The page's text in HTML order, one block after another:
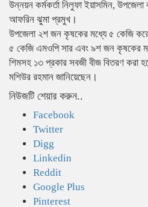
উন্নয়ন কর্মকর্তা নিলুফা ইয়াসমিন,
আফরিন ঝুমা প্রমুখ।
উপজেলা ২শ জন কৃষকের মধ্যে ৫ কেজি
৫ কেজি এমওপি সার এবং ৯শ জন কৃষকের
শিমসহ ১৩ প্রকার সবজী বীজ বিতরণ করা
মশিউর রহমান জানিয়েছেন।
নিউজটি শেয়ার করুন..
Facebook
Twitter
Digg
Linkedin
Reddit
Google Plus
Pinterest